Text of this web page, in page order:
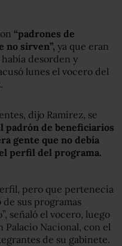
“padrones de
no sirven”, ya que eran
desorden y
lunes el vocero del
dijo Ramírez, se
padrón de beneficiarios
gente que no debía
perfil del programa.
pero que pertenecía
sus programas
señaló el vocero, luego
Nacional, con el
de su gabinete.